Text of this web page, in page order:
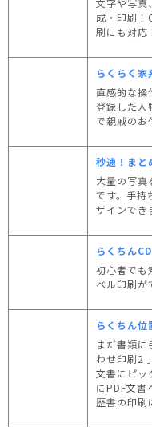
文字や写真
成・印刷！
刷にも対応
らくらく家
直感的な操
登録した人
で親戚のお
秒速！まと
大量の写真
です。手持
ザインでき
らくちん
初心者で
ベル印刷が
らくちん
まだ書類
わせ印刷2
文書にピッ
にPDF文書
歴書の印刷